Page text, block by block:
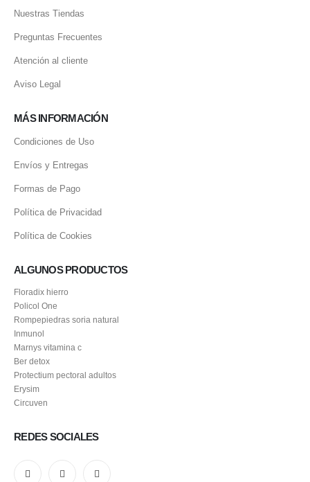
Nuestras Tiendas
Preguntas Frecuentes
Atención al cliente
Aviso Legal
MÁS INFORMACIÓN
Condiciones de Uso
Envíos y Entregas
Formas de Pago
Política de Privacidad
Política de Cookies
ALGUNOS PRODUCTOS
Floradix hierro
Policol One
Rompepiedras soria natural
Inmunol
Marnys vitamina c
Ber detox
Protectium pectoral adultos
Erysim
Circuven
REDES SOCIALES